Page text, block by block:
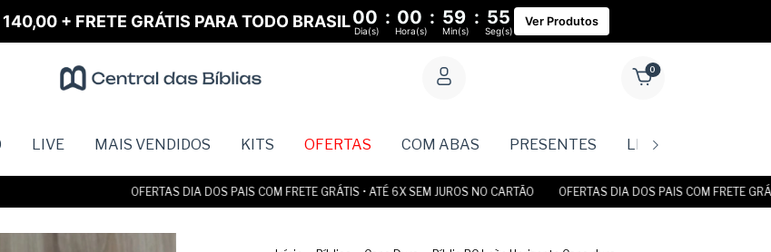
OFERTAS DIA DOS PAIS COM FRETE GRÁTIS • ATÉ 6X SEM JUROS NO CARTÃO OFERTAS DIA DOS PAIS COM FRETE GRÁTIS •
+ FRETE GRÁTIS PARA TODO BRASIL00 : 00 : 59 : 54
Dia(s) Hora(s) Min(s) Seg(s)
Ver Produtos
0
LIVE MAIS VENDIDOS KITS OFERTAS COM ABAS PRESENTES LIVROS